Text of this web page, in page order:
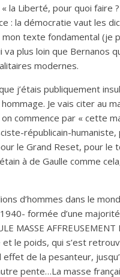
la Liberté, pour quoi faire
: la démocratie vaut les
texte fondamental (je
plus loin que Bernanos
modernes.
j’étais publiquement
Je vais citer au
on commence par « cette
républicain-
le Grand Reset, pour
à de Gaulle comme
d’hommes dans le
formée d’une
MASSE
le poids, qui s’est
de la pesanteur,
pente…La masse